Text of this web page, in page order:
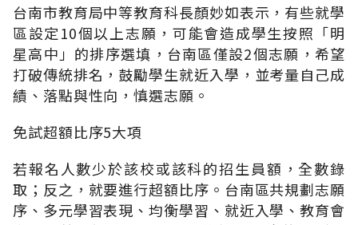
台南市教育局中等教育科長顏妙如表示，有些就學
區設定10個以上志願，可能會造成學生按照「明
星高中」的排序選填，台南區僅設2個志願，希望
打破傳統排名，鼓勵學生就近入學，並考量自己成
績、落點與性向，慎選志願。
免試超額比序5大項
若報名人數少於該校或該科的招生員額，全數錄
取；反之，就要進行超額比序。台南區共規劃志願
序、多元學習表現、均衡學習、就近入學、教育會